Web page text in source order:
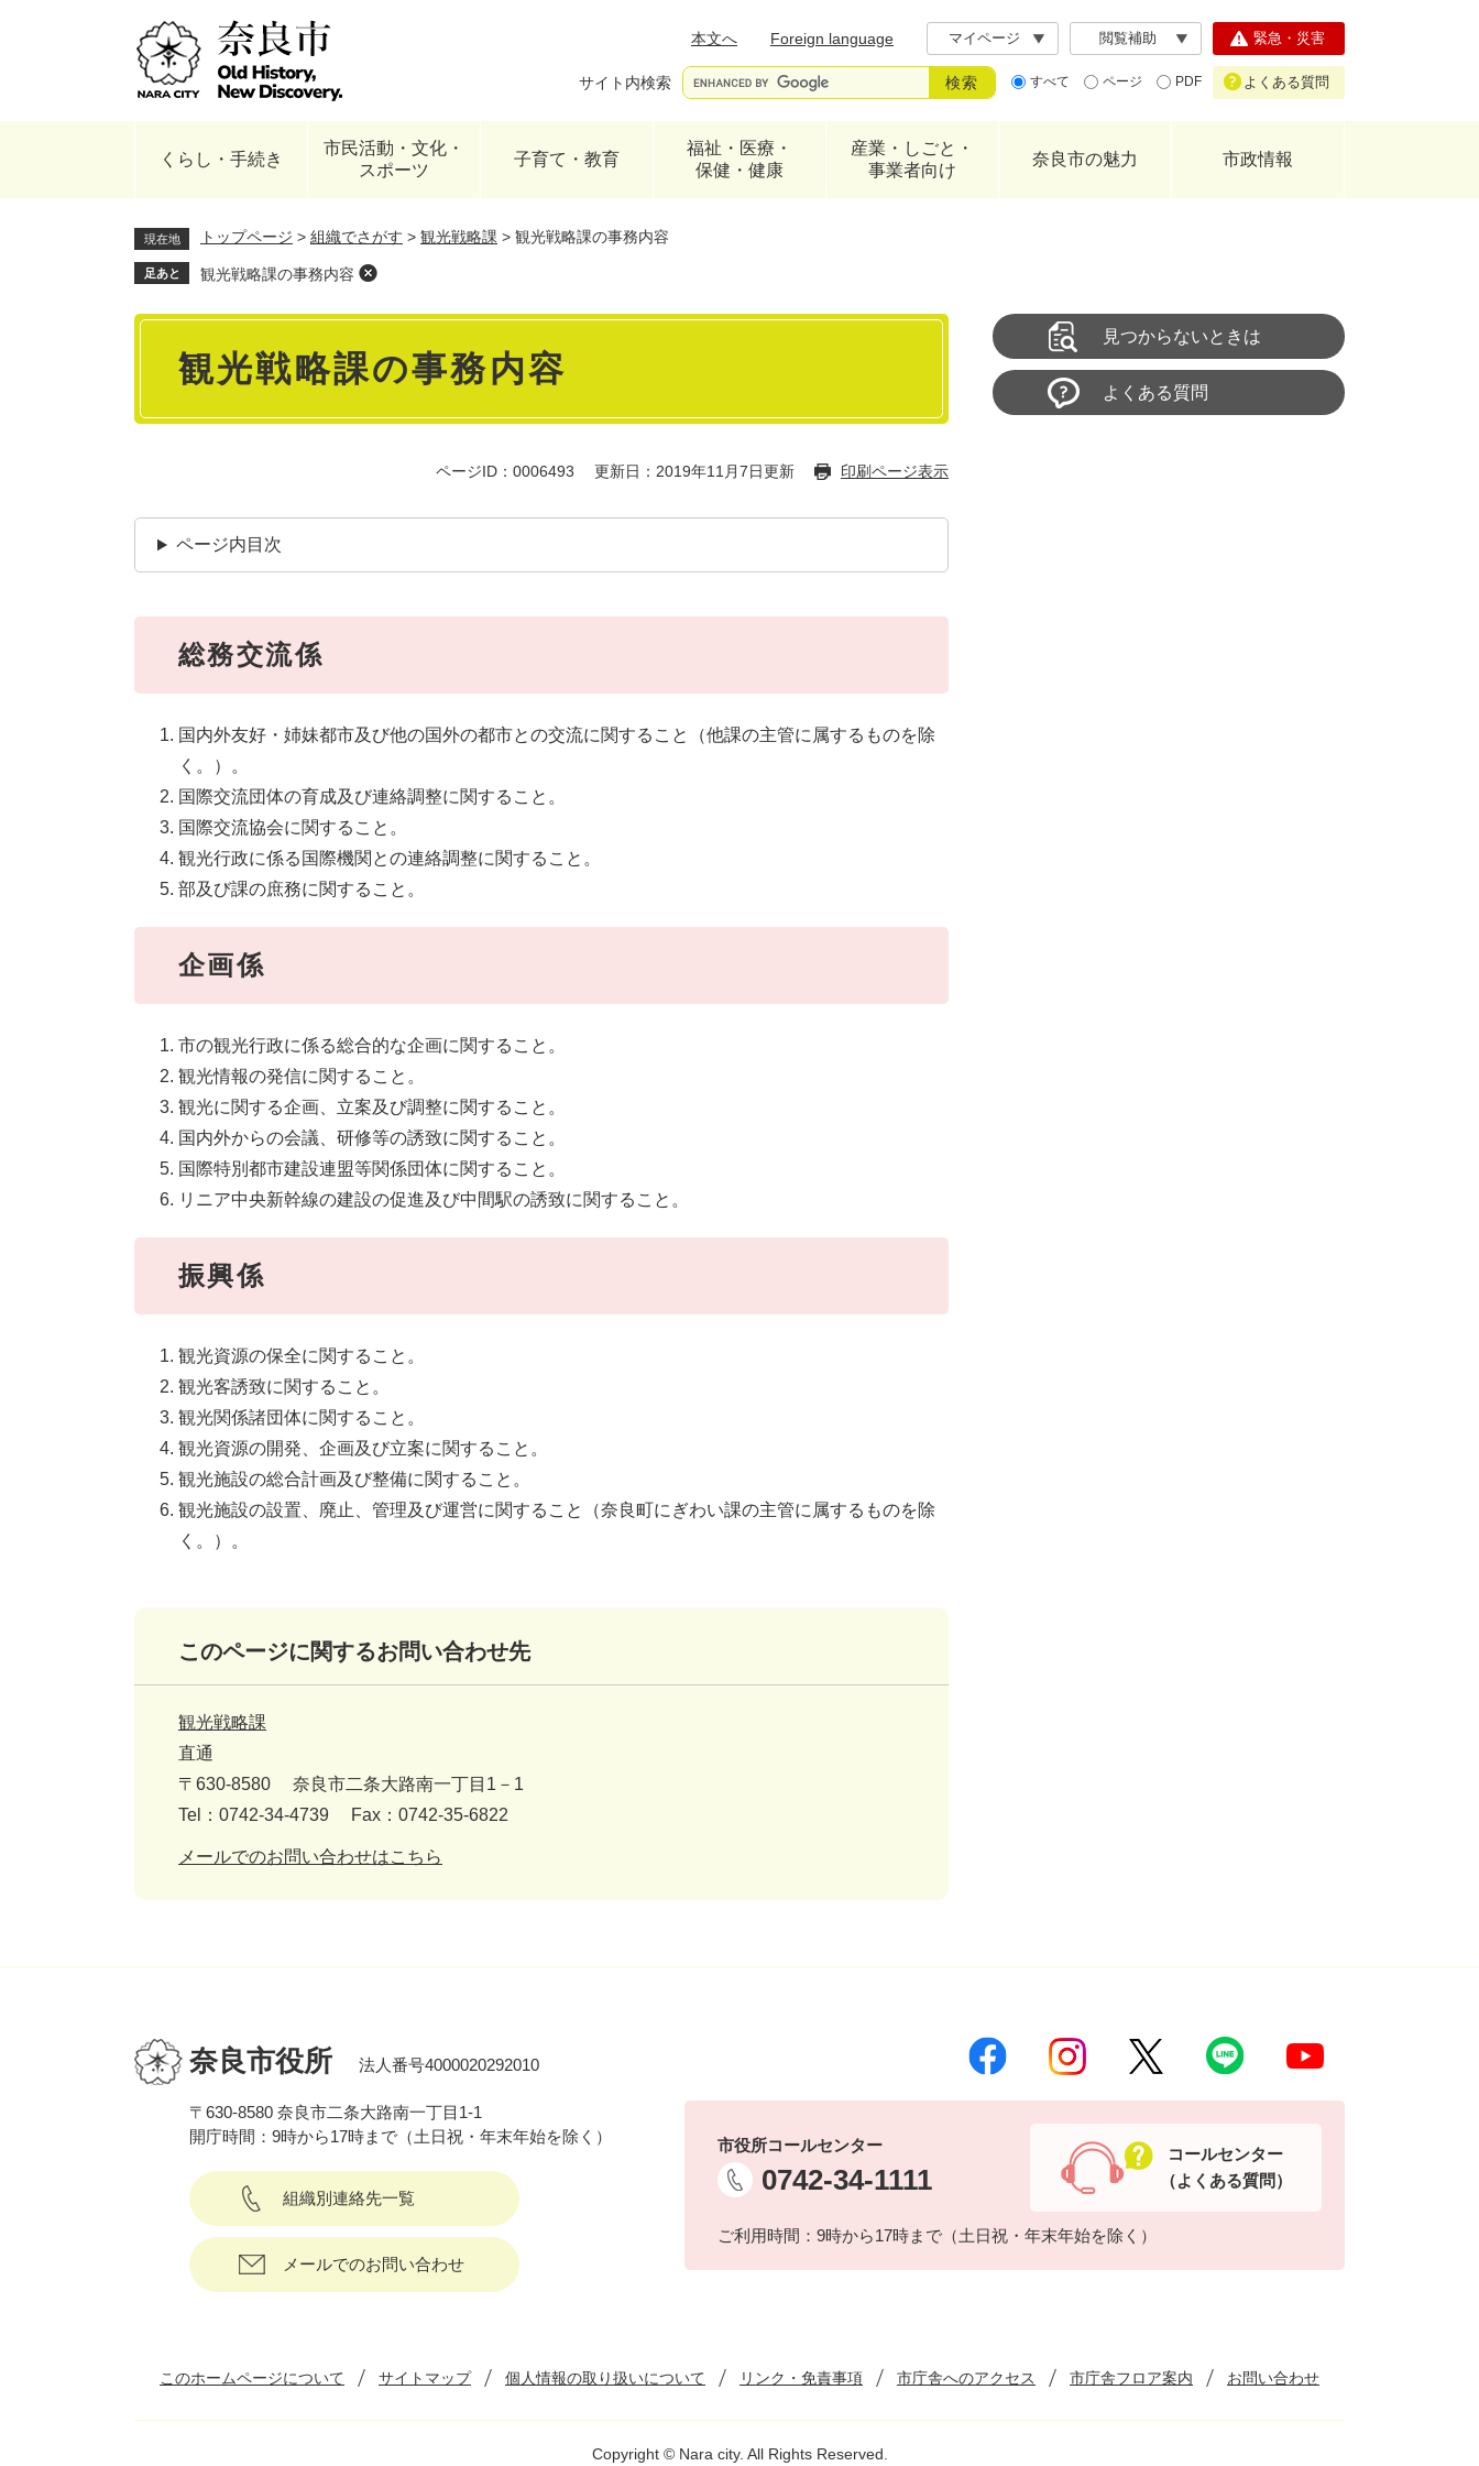
本文へ
Foreign language マイページ 閲覧補助
サイト内検索 すべて ページ PDF
緊急・災害
よくある質問
くらし・手続き
市民活動・文化・
スポーツ
子育て・教育
福祉・医療・
保健・健康
産業・しごと・
事業者向け
奈良市の魅力 市政情報
現在地 トップページ > 組織でさがす > 観光戦略課 > 観光戦略課の事務内容
足あと 観光戦略課の事務内容
本
観光戦略課の事務内容
ページID：0006493 更新日：2019年11月7日更新 印刷ページ表示
ページ内目次
総務交流係
国内外友好・姉妹都市及び他の国外の都市との交流に関すること（他課の主管に属するものを除
く。）。
国際交流団体の育成及び連絡調整に関すること。
国際交流協会に関すること。
観光行政に係る国際機関との連絡調整に関すること。
部及び課の庶務に関すること。
企画係
市の観光行政に係る総合的な企画に関すること。
観光情報の発信に関すること。
観光に関する企画、立案及び調整に関すること。
国内外からの会議、研修等の誘致に関すること。
国際特別都市建設連盟等関係団体に関すること。
リニア中央新幹線の建設の促進及び中間駅の誘致に関すること。
振興係
観光資源の保全に関すること。
観光客誘致に関すること。
観光関係諸団体に関すること。
観光資源の開発、企画及び立案に関すること。
観光施設の総合計画及び整備に関すること。
観光施設の設置、廃止、管理及び運営に関すること（奈良町にぎわい課の主管に属するものを除
く。）。
このページに関するお問い合わせ先
観光戦略課
直通
〒630-8580
奈良市二条大路南一丁目1－1
Tel：0742-34-4739
Fax：0742-35-6822
メールでのお問い合わせはこちら
見つからないときは
よくある質問
奈良市役所 法人番号4000020292010
〒630-8580 奈良市二条大路南一丁目1-1
開庁時間：9時から17時まで（土日祝・年末年始を除く）
組織別連絡先一覧
メールでのお問い合わせ
市役所コールセンター
0742-34-1111
ご利用時間：9時から17時まで（土日祝・年末年始を除く）
コールセンター
（よくある質問）
このホームページについて サイトマップ 個人情報の取り扱いについて リンク・免責事項 市庁舎へのアクセス 市庁舎フロア案内 お問い合わせ
Copyright © Nara city. All Rights Reserved.